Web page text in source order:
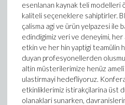
esenlanan kaynak teli modelleri
kaliteli seçeneklere sahiptirler.
çalisma agi ve ürün yelpazesi ile
edindigimiz veri ve deneyimi, her
etkin ve her hin yaptigi teamülin
duyan profesyonellerden
altin müsterilerimize henüz
ulastirmayi hedefliyoruz.
etkinliklerimiz istirakçilarina üst
olanaklari sunarken,